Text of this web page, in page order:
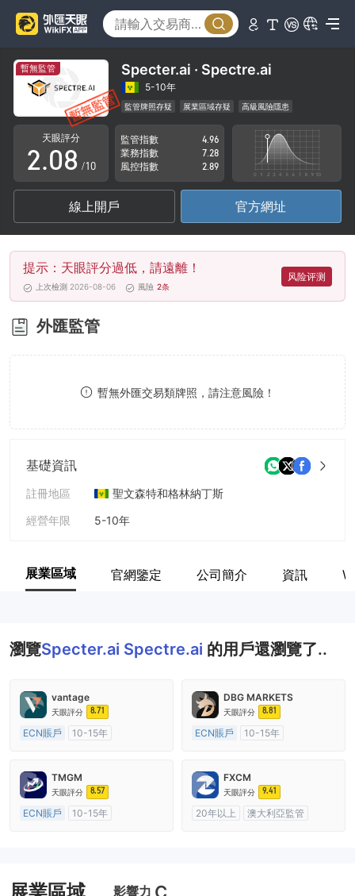
暫無監管 Specter.ai · Spectre.ai
5-10年
監管牌照存疑 展業區域存疑 高級風險隱患
天眼評分
0
1
2
3
4
5
6
7
8
.0
1
2
3
4
5
6
4
5
6
7
8
9
/10
監管指數
4.96
業務指數
7.28
風控指數
2.89
線上開戶 官方網址
提示：天眼評分過低，請遠離！
上次檢測 2026-08-06 風險 2条
风险评测
外匯監管
暫無外匯交易類牌照，請注意風險！
基礎資訊
註冊地區
聖文森特和格林納丁斯
經營年限
5-10年
展業區域 官網鑒定 公司簡介 資訊
瀏覽Specter.ai Spectre.ai 的用戶還瀏覽了..
vantage
天眼評分 8.71
ECN賬戶
10-15年
主標MT4
DBG MARKETS
天眼評分 8.81
ECN賬戶
10-15年
主標MT4
TMGM
天眼評分 8.57
ECN賬戶
10-15年
FXCM
天眼評分 9.41
20年以上
澳大利亞監管
影響力